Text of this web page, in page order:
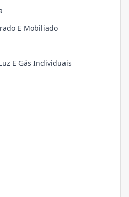
E Mobiliado
E Gás Individuais